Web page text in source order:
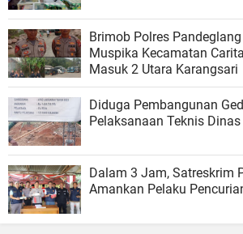
Brimob Polres
Muspika Kecamatan
Masuk 2 Utara Karangsari
Diduga Pembangunan
Pelaksanaan Teknis
Dalam 3 Jam, Satreskrim
Amankan Pelaku